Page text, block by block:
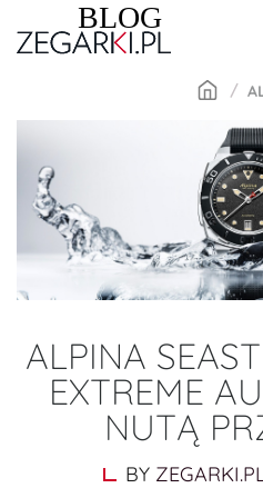
ALPINA
EXTREME
NUTĄ
BY